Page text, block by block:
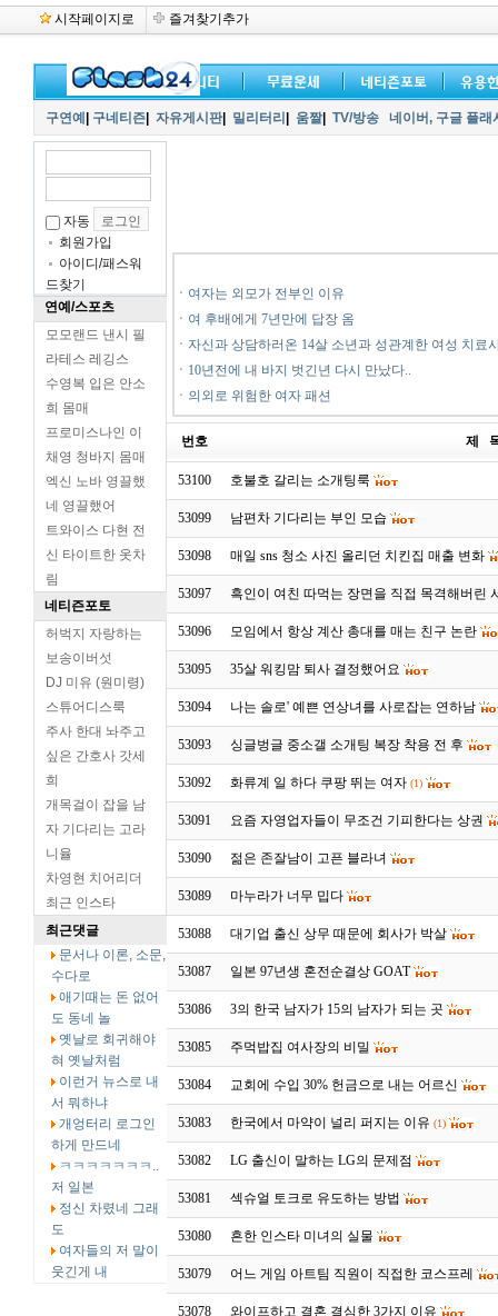
시작페이지로 즐겨찾기추가
구연예 구네티즌 자유게시판| 밀리터리 움짤| TV/방송 네이버, 구글 플
자동
회원가입
아이디/패스워
드찾기
연예/스포츠
모모랜드 낸시 필
라테스 레깅스
수영복 입은 안소
희 몸매
프로미스나인 이
채영 청바지 몸매
엑신 노바 영끌했
네 영끌했어
트와이스 다현 전
신 타이트한 옷차
림
네티즌포토
허벅지 자랑하는
보송이버섯
DJ 미유 (원미령)
스튜어디스룩
주사 한대 놔주고
싶은 간호사 갓세
희
개목걸이 잡을 남
자 기다리는 고라
니율
차영현 치어리더
최근 인스타
최근댓글
문서나 이론, 소문,
수다로
애기때는 돈 없어
도 동네 놀
옛날로 회귀해야
혀 옛날처럼
이런거 뉴스로 내
서 뭐하냐
개엉터리 로그인
하게 만드네
ㅋㅋㅋㅋㅋㅋㅋ..
저 일본
정신 차렸네 그래
도
여자들의 저 말이
웃긴게 내
ㆍ 여자는 외모가 전부인 이유
ㆍ 여 후배에게 7년만에 답장 옴
ㆍ 자신과 상담하러온 14살 소년과 성관계한 여성 치료
ㆍ 10년전에 내 바지 벗긴년 다시 만났다..
ㆍ 의외로 위험한 여자 패션
번호 제
53100 호불호 갈리는 소개팅룩
53099 남편차 기다리는 부인 모습
53098 매일 sns 청소 사진 올리던 치킨집 매출 변화
53097 흑인이 여친 따먹는 장면을 직접 목격해버린
53096 모임에서 항상 계산 총대를 매는 친구 논란
53095 35살 워킹맘 퇴사 결정했어요
53094 나는 솔로' 예쁜 연상녀를 사로잡는 연하남
53093 싱글벙글 중소갤 소개팅 복장 착용 전 후
53092 화류계 일 하다 쿠팡 뛰는 여자 (1)
53091 요즘 자영업자들이 무조건 기피한다는 상권
53090 젊은 존잘남이 고픈 블라녀
53089 마누라가 너무 밉다
53088 대기업 출신 상무 때문에 회사가 박살
53087 일본 97년생 혼전순결상 GOAT
53086 3의 한국 남자가 15의 남자가 되는 곳
53085 주먹밥집 여사장의 비밀
53084 교회에 수입 30% 헌금으로 내는 어르신
53083 한국에서 마약이 널리 퍼지는 이유 (1)
53082 LG 출신이 말하는 LG의 문제점
53081 섹슈얼 토크로 유도하는 방법
53080 흔한 인스타 미녀의 실물
53079 어느 게임 아트팀 직원이 직접한 코스프레
53078 와이프하고 결혼 결심한 3가지 이유